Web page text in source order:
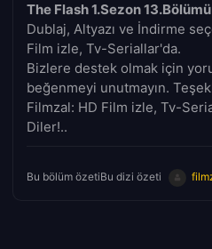
The Flash 1.Sezon 13.Bölümü
Dublaj, Altyazı ve İndirme
Film izle, Tv-Seriallar'da.
Bizlere destek olmak için
beğenmeyi unutmayın.
Filmzal: HD Film izle, Tv-
Diler!..
Bu bölüm özetiBu dizi özeti